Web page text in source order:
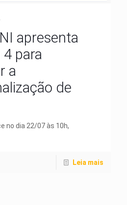
apresenta
para
a
de
no dia 22/07 às 10h,
Leia mais